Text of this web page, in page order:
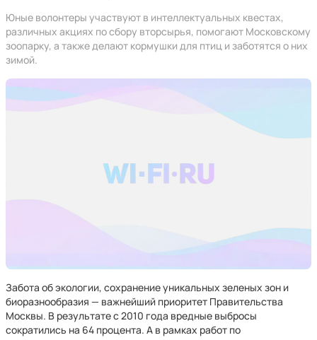
Юные волонтеры участвуют в интеллектуальных квестах,
различных акциях по сбору вторсырья, помогают Московскому
зоопарку, а также делают кормушки для птиц и заботятся о них
зимой.
Забота об экологии, сохранение уникальных зеленых зон и
биоразнообразия — важнейший приоритет Правительства
Москвы. В результате с 2010 года вредные выбросы
сократились на 64 процента. А в рамках работ по